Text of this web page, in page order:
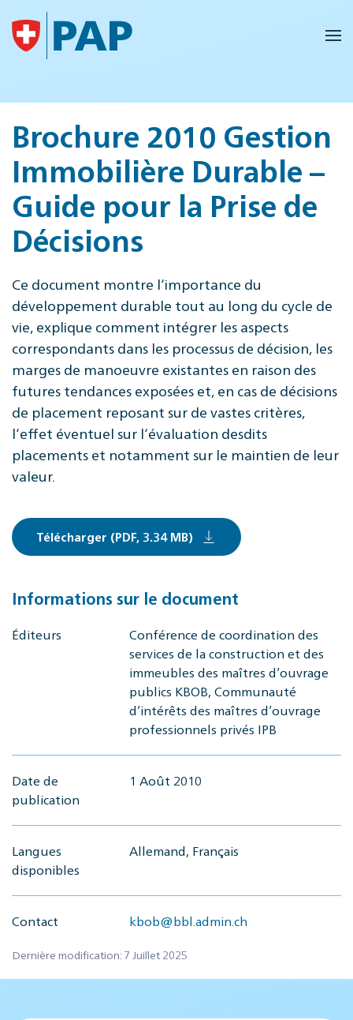
Accéder au contenu principal
Brochure 2010 Gestion
Immobilière Durable –
Guide pour la Prise de
Décisions
Ce document montre l‘importance du
développement durable tout au long du cycle de
vie, explique comment intégrer les aspects
correspondants dans les processus de décision, les
marges de manoeuvre existantes en raison des
futures tendances exposées et, en cas de décisions
de placement reposant sur de vastes critères,
l‘effet éventuel sur l‘évaluation desdits
placements et notamment sur le maintien de leur
valeur.
Télécharger (PDF, 3.34 MB)
Informations sur le document
Éditeurs
Conférence de coordination des
services de la construction et des
immeubles des maîtres d’ouvrage
publics KBOB, Communauté
d’intérêts des maîtres d’ouvrage
professionnels privés IPB
Date de
publication
1 Août 2010
Langues
disponibles
Allemand, Français
Contact kbob@bbl.admin.ch
Dernière modification: 7 Juillet 2025